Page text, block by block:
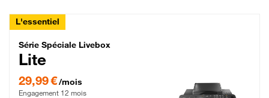
L'essentiel
Série Spéciale Livebox Lite Fibre
Série Spéciale Livebox
Lite
29,99 €/mois
Engagement 12 mois